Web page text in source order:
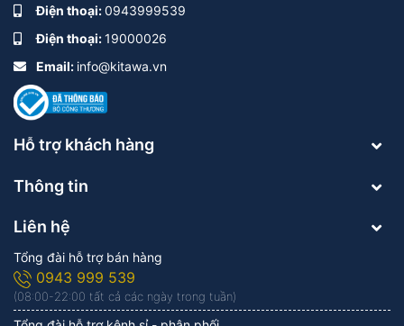
Điện thoại:0943999539
Điện thoại:19000026
Email: info@kitawa.vn
Hỗ trợ khách hàng
Thông tin
Liên hệ
Tổng đài hỗ trợ bán hàng
0943 999 539
(08:00-22:00 tất cả các ngày trong tuần)